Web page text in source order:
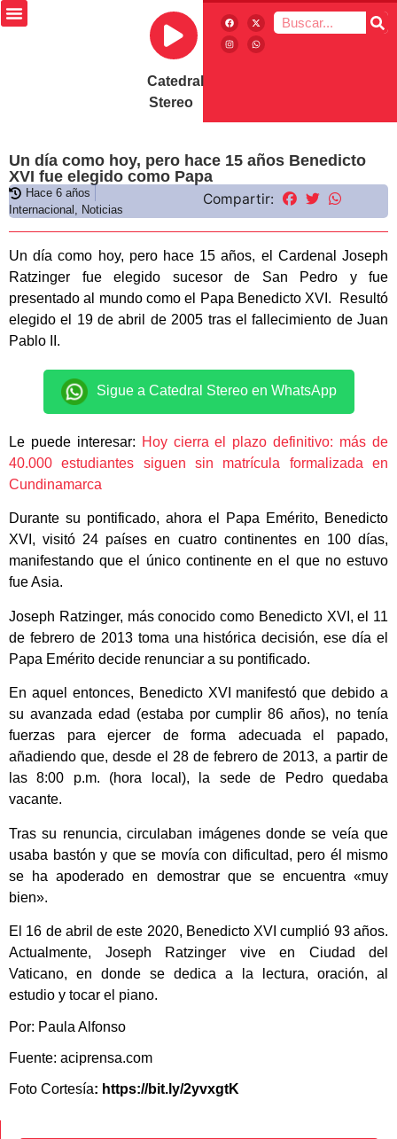
Catedral
Stereo
Un día como hoy, pero hace 15 años Benedicto
XVI fue elegido como Papa
Hace 6 años
Internacional , Noticias
Compartir:
Un día como hoy, pero hace 15 años, el Cardenal Joseph
Ratzinger fue elegido sucesor de San Pedro y fue
presentado al mundo como el Papa Benedicto XVI. ​ Resultó
elegido el 19 de abril de 2005 tras el fallecimiento de Juan
Pablo II.
Sigue a Catedral Stereo en WhatsApp
Le puede interesar: Hoy cierra el plazo definitivo: más de
40.000 estudiantes siguen sin matrícula formalizada en
Cundinamarca
Durante su pontificado, ahora el Papa Emérito, Benedicto
XVI, visitó 24 países en cuatro continentes en 100 días,
manifestando que el único continente en el que no estuvo
fue Asia.
Joseph Ratzinger, más conocido como Benedicto XVI, el 11
de febrero de 2013 toma una histórica decisión, ese día el
Papa Emérito decide renunciar a su pontificado.
En aquel entonces, Benedicto XVI manifestó que debido a
su avanzada edad (estaba por cumplir 86 años), no tenía
fuerzas para ejercer de forma adecuada el papado,
añadiendo que, desde el 28 de febrero de 2013, a partir de
las 8:00 p.m. (hora local), la sede de Pedro quedaba
vacante.
Tras su renuncia, circulaban imágenes donde se veía que
usaba bastón y que se movía con dificultad, pero él mismo
se ha apoderado en demostrar que se encuentra «muy
bien».
El 16 de abril de este 2020, Benedicto XVI cumplió 93 años.
Actualmente, Joseph Ratzinger vive en Ciudad del
Vaticano, en donde se dedica a la lectura, oración, al
estudio y tocar el piano.
Por: Paula Alfonso
Fuente: aciprensa.com
Foto Cortesía: https://bit.ly/2yvxgtK